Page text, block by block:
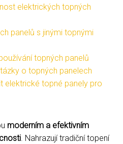
elektrických topných
panelů s jinými topnými
topných panelů
o topných panelech
elektrické topné panely pro
moderním a efektivním
. Nahrazují tradiční topení